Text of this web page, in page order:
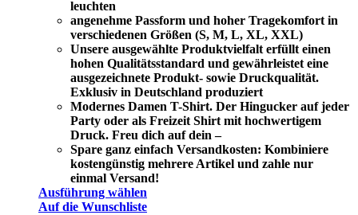
leuchten
angenehme Passform und hoher Tragekomfort in
verschiedenen Größen (S, M, L, XL, XXL)
Unsere ausgewählte Produktvielfalt erfüllt einen
hohen Qualitätsstandard und gewährleistet eine
ausgezeichnete Produkt- sowie Druckqualität.
Exklusiv in Deutschland produziert
Modernes Damen T-Shirt. Der Hingucker auf jeder
Party oder als Freizeit Shirt mit hochwertigem
Druck. Freu dich auf dein –
Spare ganz einfach Versandkosten: Kombiniere
kostengünstig mehrere Artikel und zahle nur
einmal Versand!
Ausführung wählen
Auf die Wunschliste